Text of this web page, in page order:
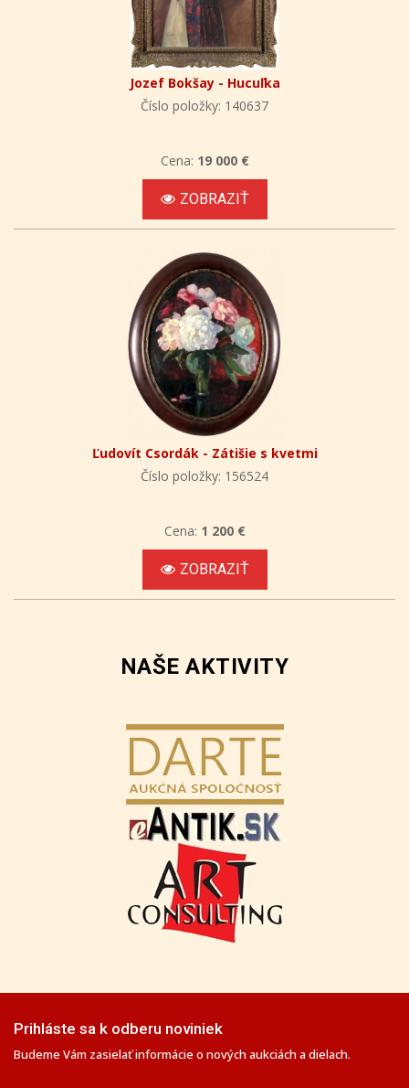
Jozef Bokšay - Hucuľka
Číslo položky: 140637
Cena: 19 000 €
ZOBRAZIŤ
Ľudovít Csordák - Zátišie s kvetmi
Číslo položky: 156524
Cena: 1 200 €
ZOBRAZIŤ
NAŠE AKTIVITY
Prihláste sa k odberu noviniek
Budeme Vám zasielať informácie o nových aukciách a dielach.